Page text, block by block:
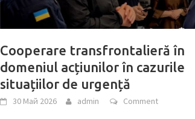
Cooperare transfrontalieră în
domeniul acțiunilor în cazurile
situațiilor de urgență
30 Май 2026 admin Comment